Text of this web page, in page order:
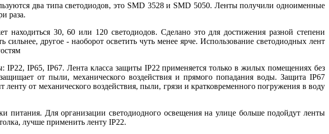
два типа светодиодов, это SMD 3528 и SMD 5050. Ленты получили одноименные
раза.
находиться 30, 60 или 120 светодиодов. Сделано это для достижения разной степени
другое - наоборот осветить чуть менее ярче. Использование светодиодных лент
IP22, IP65, IP67. Лента класса защиты IP22 применяется только в жилых помещениях без
от пыли, механического воздействия и прямого попадания воды. Защита IP67
от механического воздействия, пыли, грязи и кратковременного погружения в воду
питания. Для организации светодиодного освещения на улице больше подойдут ленты
лучше применить ленту IP22.